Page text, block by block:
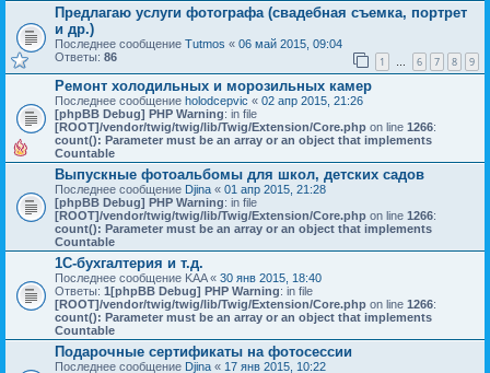
Предлагаю услуги фотографа (свадебная съемка, портрет
и др.)
Последнее сообщение Tutmos « 06 май 2015, 09:04
Ответы: 86 1 … 6 7 8 9
Ремонт холодильных и морозильных камер
Последнее сообщение holodcepvic « 02 апр 2015, 21:26
[phpBB Debug] PHP Warning: in file
[ROOT]/vendor/twig/twig/lib/Twig/Extension/Core.php on line 1266:
count(): Parameter must be an array or an object that implements
Countable
Выпускные фотоальбомы для школ, детских садов
Последнее сообщение Djina « 01 апр 2015, 21:28
[phpBB Debug] PHP Warning: in file
[ROOT]/vendor/twig/twig/lib/Twig/Extension/Core.php on line 1266:
count(): Parameter must be an array or an object that implements
Countable
1С-бухгалтерия и т.д.
Последнее сообщение KAA« 30 янв 2015, 18:40
Ответы: 1[phpBB Debug] PHP Warning: in file
[ROOT]/vendor/twig/twig/lib/Twig/Extension/Core.php on line 1266:
count(): Parameter must be an array or an object that implements
Countable
Подарочные сертификаты на фотосессии
Последнее сообщение Djina « 17 янв 2015, 10:22